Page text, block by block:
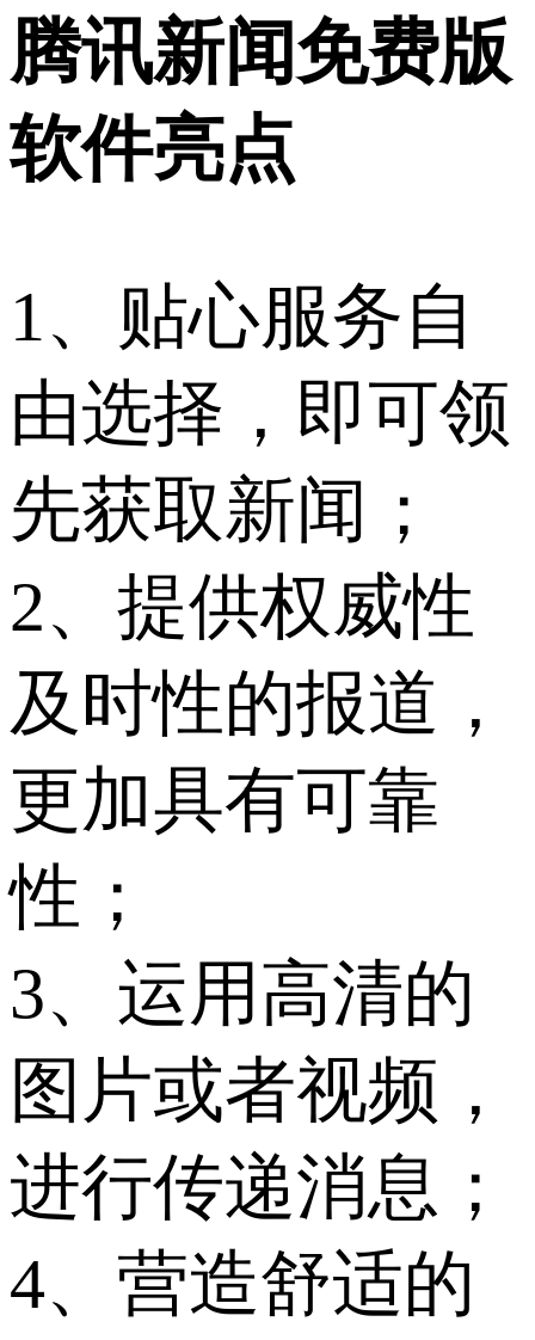
腾讯新闻免费版
软件亮点
1、贴心服务自
由选择，即可领
先获取新闻；
2、提供权威性
及时性的报道，
更加具有可靠
性；
3、运用高清的
图片或者视频，
进行传递消息；
4、营造舒适的